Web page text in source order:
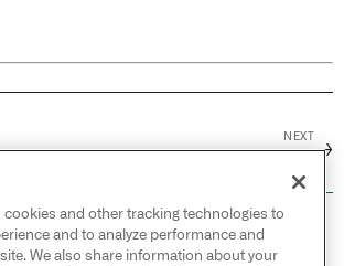
NEXT
→
Technologies Inc. All rights
cookies and other tracking technologies to
and to analyze performance and
We also share information about your